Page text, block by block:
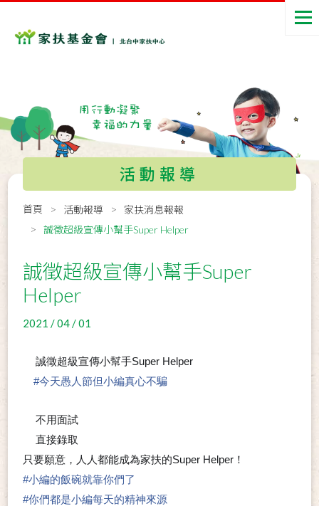
活動報導
首頁 活動報導
家扶消息報報
誠徵超級宣傳小幫手Super Helper
誠徵超級宣傳小幫手Super
Helper
2021 / 04 / 01
誠徵超級宣傳小幫手Super Helper
#今天愚人節但小編真心不騙
不用面試
⭕直接錄取
只要願意，人人都能成為家扶的Super Helper！
#小編的飯碗就靠你們了
#你們都是小編每天的精神來源